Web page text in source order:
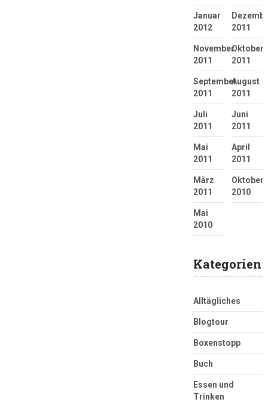
Januar
2012
2011
November
2011
Oktober
2011
September
2011
August
2011
Juli
2011
Juni
2011
Mai
2011
April
2011
März
2011
Oktober
2010
Mai
2010
Kategorien
Alltägliches
Blogtour
Boxenstopp
Buch
Essen und
Trinken